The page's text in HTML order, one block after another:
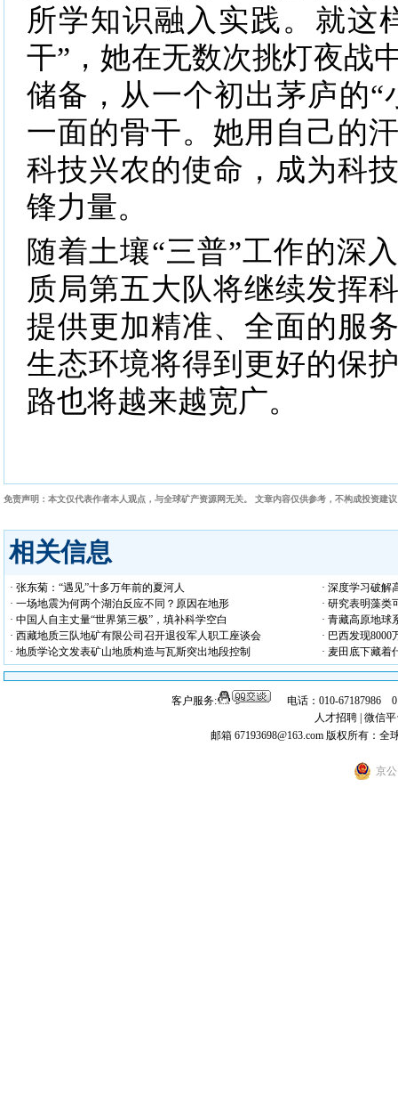
所学知识融入实践。就这
干”，她在无数次挑灯夜战
储备，从一个初出茅庐的“
一面的骨干。她用自己的
科技兴农的使命，成为科
锋力量。
随着土壤“三普”工作的深
质局第五大队将继续发挥
提供更加精准、全面的服
生态环境将得到更好的保
路也将越来越宽广。
免责声明：本文仅代表作者本人观点，与全球矿产资源网无关。 文章内容仅供参考，不构成投资建
相关信息
· 张东菊：“遇见”十多万年前的夏河人
· 深度学习破解
· 一场地震为何两个湖泊反应不同？原因在地形
· 研究表明藻类
· 中国人自主丈量“世界第三极”，填补科学空白
· 青藏高原地球
· 西藏地质三队地矿有限公司召开退役军人职工座谈会
· 巴西发现
· 地质学论文发表矿山地质构造与瓦斯突出地段控制
· 麦田底下藏着
客户服务:
电话：010-67187986
人才招聘 微信
邮箱 67193698@163.com 版权所有：全
京公